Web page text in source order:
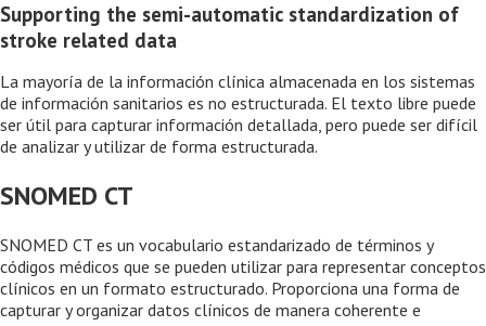
Supporting the semi-automatic standardization of
stroke related data
La mayoría de la información clínica almacenada en los sistemas
de información sanitarios es no estructurada. El texto libre puede
ser útil para capturar información detallada, pero puede ser difícil
de analizar y utilizar de forma estructurada.
SNOMED CT
SNOMED CT es un vocabulario estandarizado de términos y
códigos médicos que se pueden utilizar para representar conceptos
clínicos en un formato estructurado. Proporciona una forma de
capturar y organizar datos clínicos de manera coherente e